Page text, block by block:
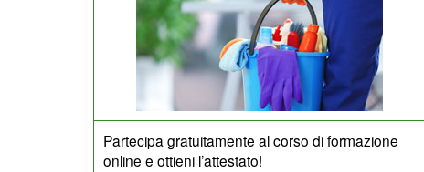
Partecipa gratuitamente al corso di formazione
online e ottieni l’attestato!